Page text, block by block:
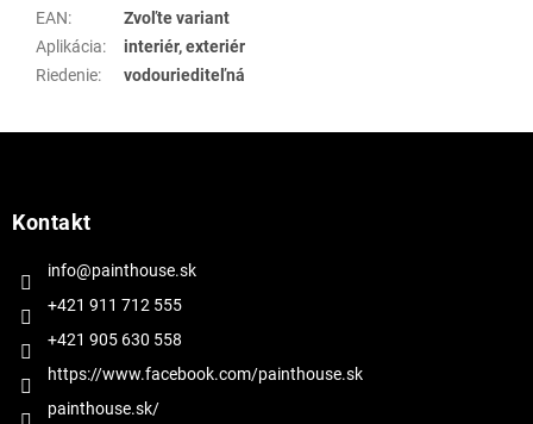
EAN:
Zvoľte variant
Aplikácia:
interiér, exteriér
Riedenie: vodouriediteľná
Kontakt
info@painthouse.sk
+421 911 712 555
+421 905 630 558
https://www.facebook.com/painthouse.sk
painthouse.sk/